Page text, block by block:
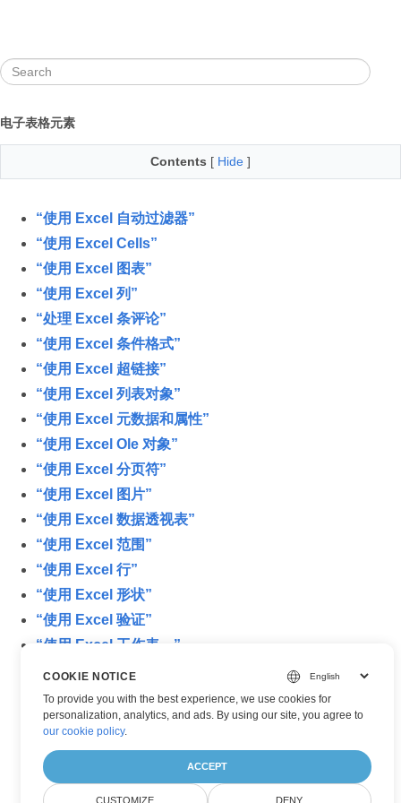
电子表格元素
Contents [ Hide ]
“使用 Excel 自动过滤器”
“使用 Excel Cells”
“使用 Excel 图表”
“使用 Excel 列”
“处理 Excel 条评论”
“使用 Excel 条件格式”
“使用 Excel 超链接”
“使用 Excel 列表对象”
“使用 Excel 元数据和属性”
“使用 Excel Ole 对象”
“使用 Excel 分页符”
“使用 Excel 图片”
“使用 Excel 数据透视表”
“使用 Excel 范围”
“使用 Excel 行”
“使用 Excel 形状”
“使用 Excel 验证”
“使用 Excel 工作表。”
COOKIE NOTICE
To provide you with the best experience, we use cookies for
personalization, analytics, and ads. By using our site, you agree to
our cookie policy.
ACCEPT
CUSTOMIZE DENY